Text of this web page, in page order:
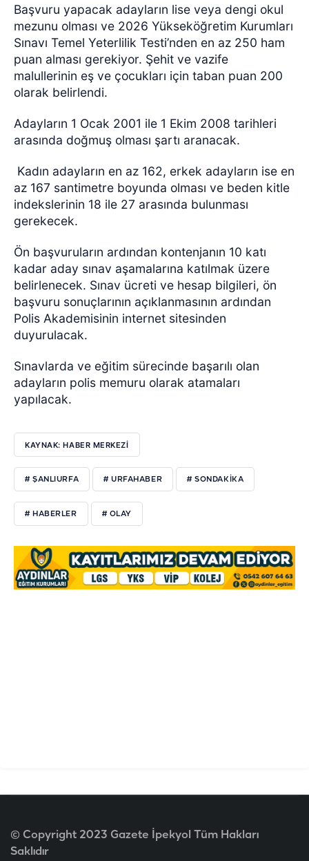
Başvuru yapacak adayların lise veya dengi okul
mezunu olması ve 2026 Yükseköğretim Kurumları
Sınavı Temel Yeterlilik Testi’nden en az 250 ham
puan alması gerekiyor. Şehit ve vazife
malullerinin eş ve çocukları için taban puan 200
olarak belirlendi.
Adayların 1 Ocak 2001 ile 1 Ekim 2008 tarihleri
arasında doğmuş olması şartı aranacak.
Kadın adayların en az 162, erkek adayların ise en
az 167 santimetre boyunda olması ve beden kitle
indekslerinin 18 ile 27 arasında bulunması
gerekecek.
Ön başvuruların ardından kontenjanın 10 katı
kadar aday sınav aşamalarına katılmak üzere
belirlenecek. Sınav ücreti ve hesap bilgileri, ön
başvuru sonuçlarının açıklanmasının ardından
Polis Akademisinin internet sitesinden
duyurulacak.
Sınavlarda ve eğitim sürecinde başarılı olan
adayların polis memuru olarak atamaları
yapılacak.
KAYNAK: HABER MERKEZI
# ŞANLIURFA # URFAHABER # SONDAKIKA
# HABERLER # OLAY
© Copyright 2023 Gazete İpekyol Tüm Hakları
Saklıdır